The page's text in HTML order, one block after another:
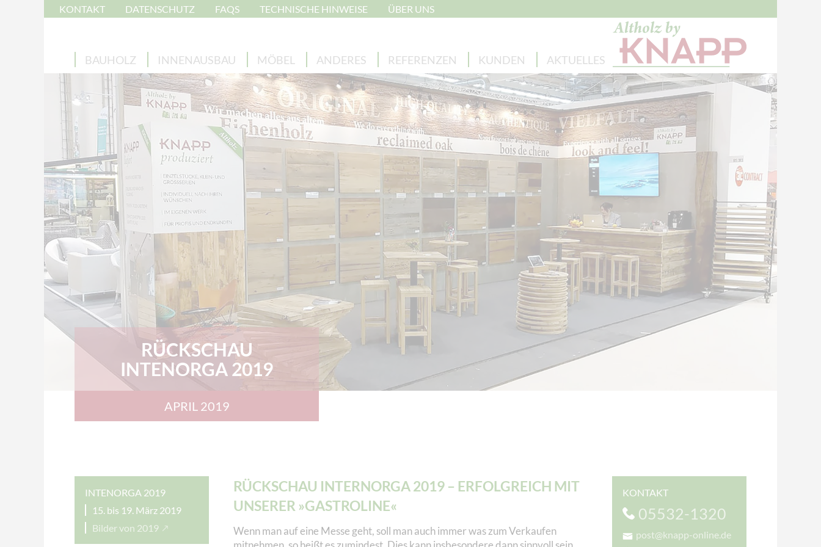
KONTAKT DATENSCHUTZ FAQS TECHNISCHE HINWEISE ÜBER UNS
BAUHOLZ INNENAUSBAU MÖBEL ANDERES REFERENZEN KUNDEN AKTUELLES
RÜCKSCHAU
INTENORGA 2019
APRIL 2019
INTENORGA 2019
15. bis 19. März 2019
Bilder von 2019
KONTAKT
05532-1320
post@knapp-online.de
RÜCKSCHAU INTERNORGA 2019 – ERFOLGREICH MIT
UNSERER »GASTROLINE«
Wenn man auf eine Messe geht, soll man auch immer was zum Verkaufen